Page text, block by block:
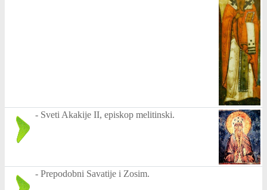
- Sveti Akakije II, episkop melitinski.
- Prepodobni Savatije i Zosim.